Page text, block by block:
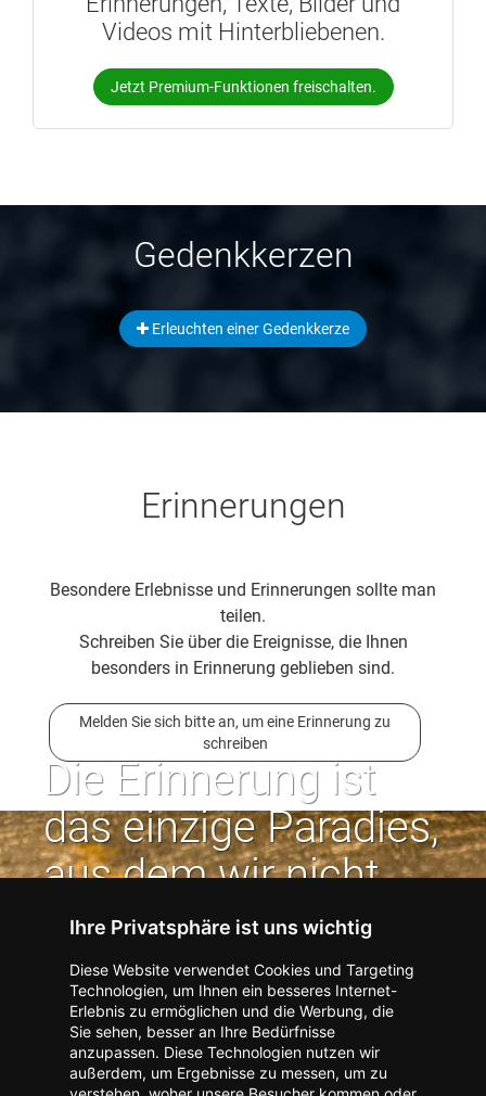
Ihre Privatsphäre ist uns wichtig
Diese Website verwendet Cookies und Targeting
Technologien, um Ihnen ein besseres Internet-
Erlebnis zu ermöglichen und die Werbung, die
Sie sehen, besser an Ihre Bedürfnisse
anzupassen. Diese Technologien nutzen wir
außerdem, um Ergebnisse zu messen, um zu
Videos mit Hinterbliebenen.
Jetzt Premium-Funktionen freischalten.
Gedenkkerzen
Erleuchten einer Gedenkkerze
Erinnerungen
Besondere Erlebnisse und Erinnerungen sollte man
teilen.
Schreiben Sie über die Ereignisse, die Ihnen
besonders in Erinnerung geblieben sind.
Melden Sie sich bitte an, um eine Erinnerung zu
schreiben
Die Erinnerung ist
das einzige Paradies,
aus dem wir nicht
vertrieben werden
können. | Jean Paul
Kontakt zum Verlag aufnehmen Missbrauch melden
Impressum Datenschutz
Barrierefreiheit
Barriere melden
Accessibility-Modus aktivieren